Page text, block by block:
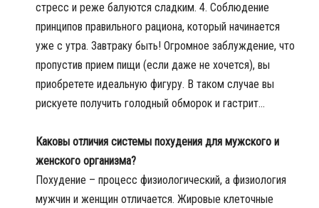
стресс и реже балуются сладким. 4. Соблюдение
принципов правильного рациона, который начинается
уже с утра. Завтраку быть! Огромное заблуждение, что
пропустив прием пищи (если даже не хочется), вы
приобретете идеальную фигуру. В таком случае вы
рискуете получить голодный обморок и гастрит...
Каковы отличия системы похудения для мужского и
женского организма?
Похудение – процесс физиологический, а физиология
мужчин и женщин отличается. Жировые клеточные